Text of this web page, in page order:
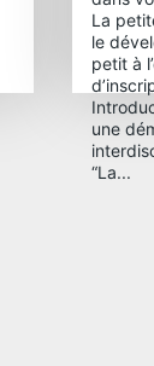
La
le
petit à
une
“La...